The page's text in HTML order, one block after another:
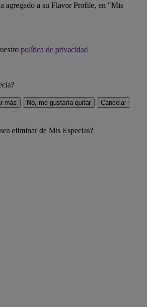
agregado a su Flavor Profile, en "Mis
política de privacidad
?
más No, me gustaría quitar
Cancelar
eliminarde Mis Especias?